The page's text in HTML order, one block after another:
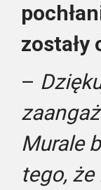
zostały
–
Murale
tego,